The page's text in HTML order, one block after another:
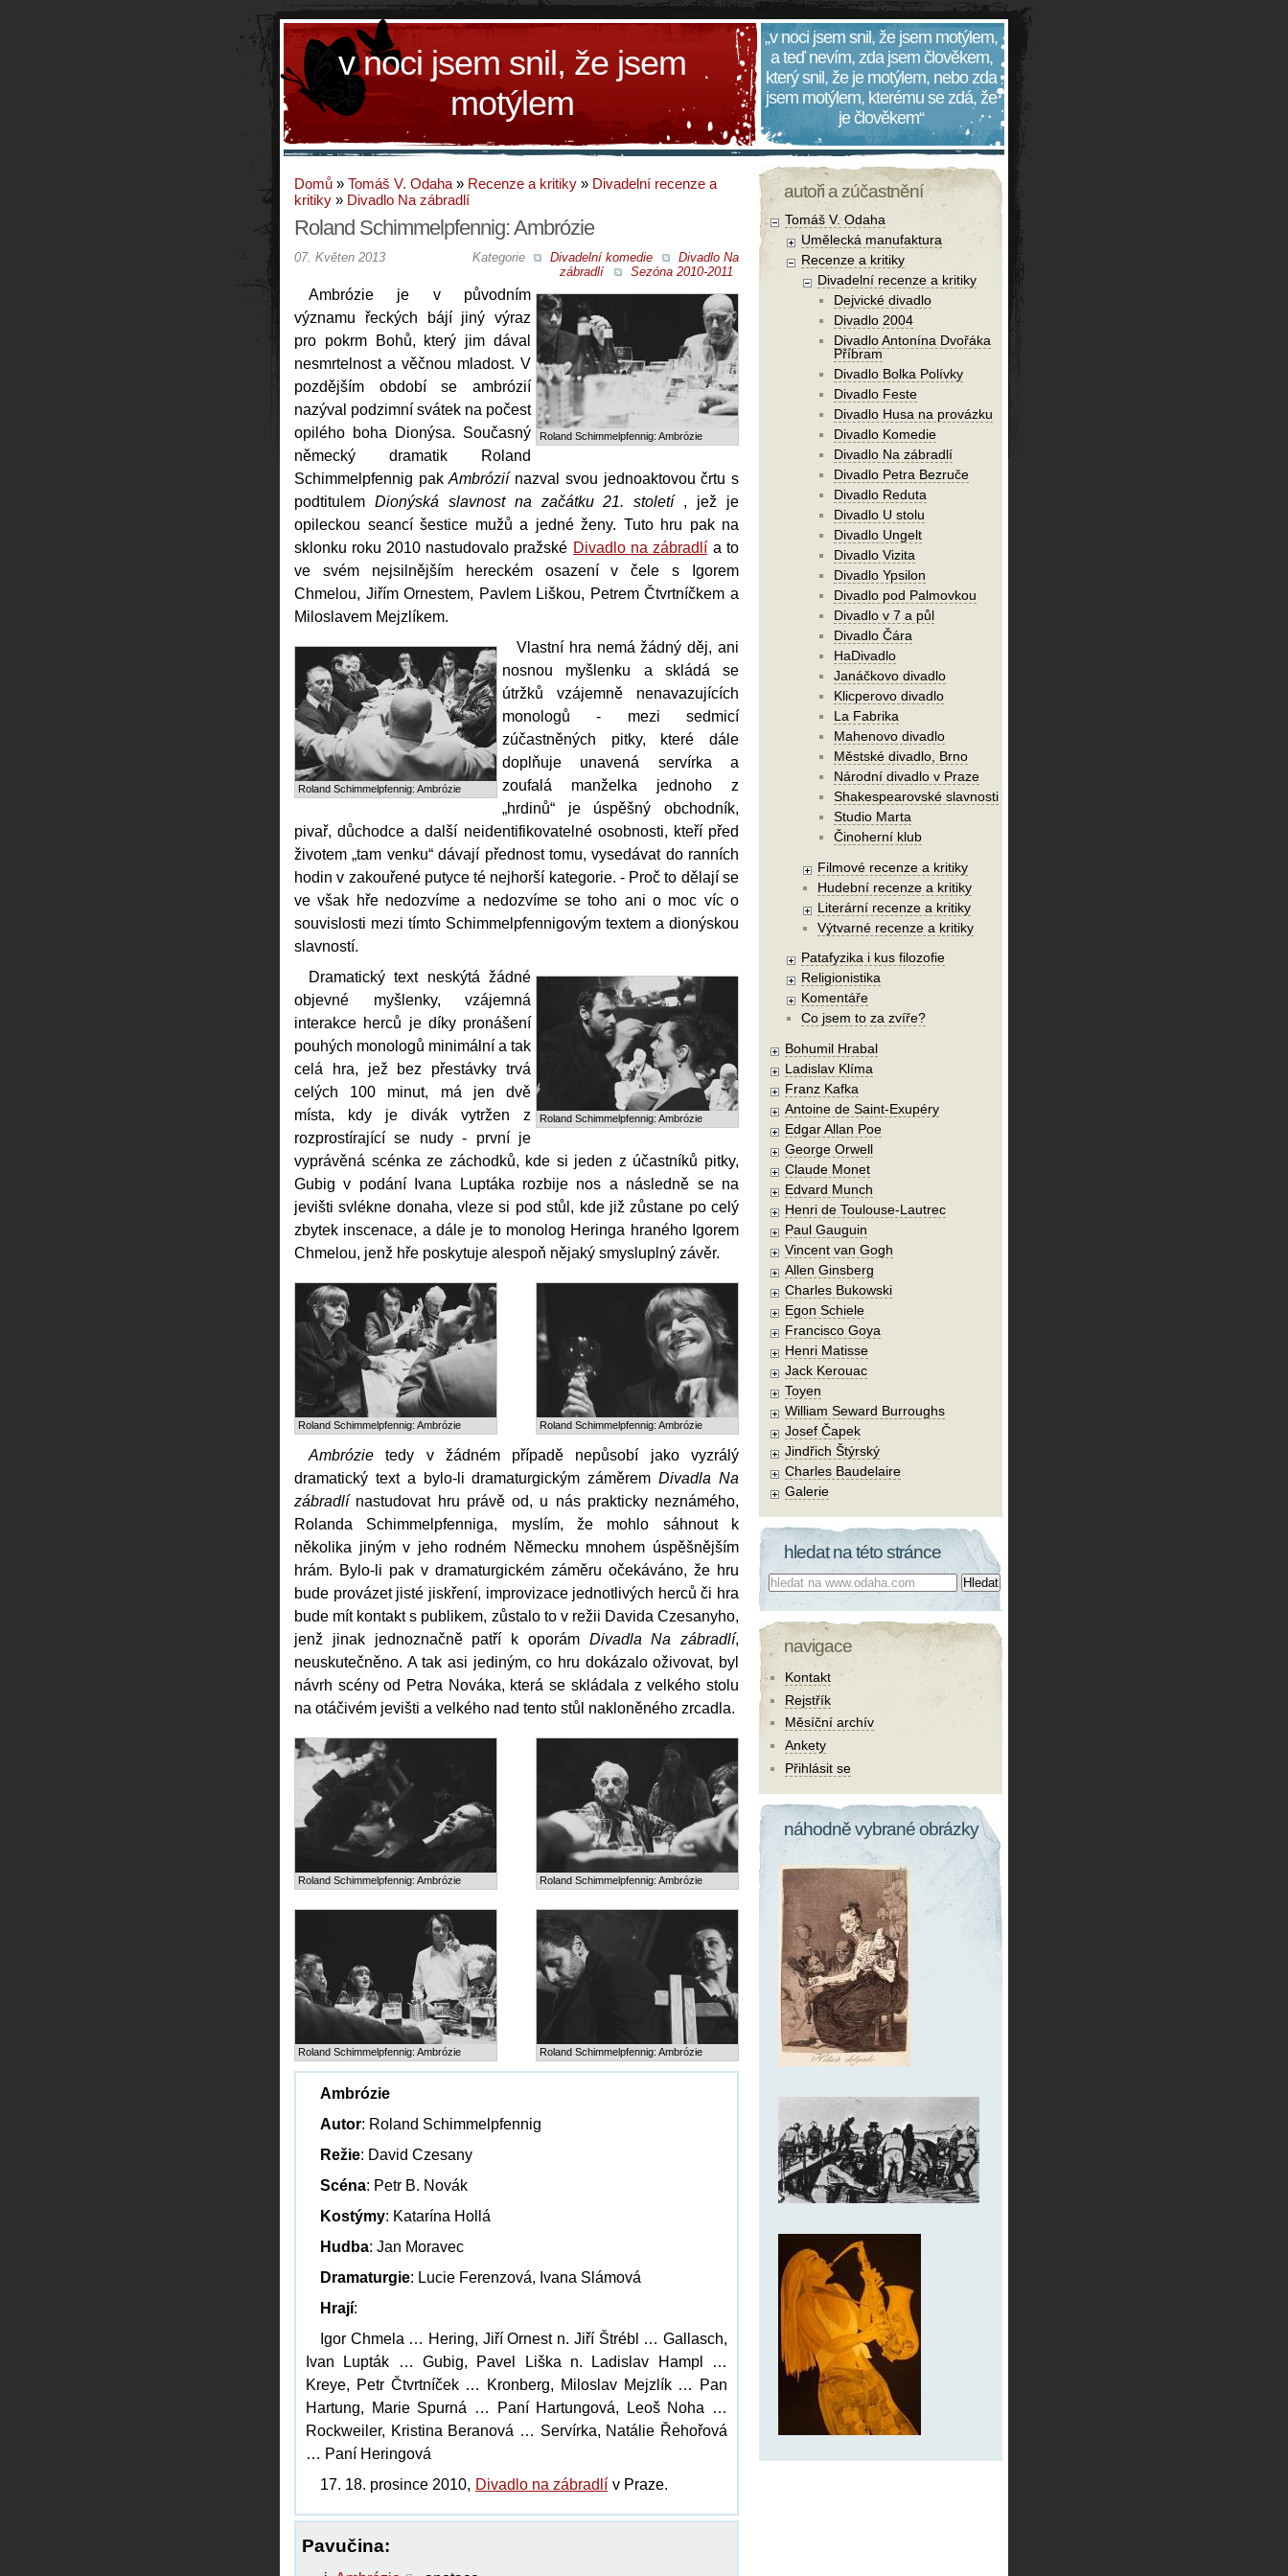
v noci jsem snil, že jsem
motýlem
„v noci jsem snil, že jsem motýlem,
a teď nevím, zda jsem člověkem,
který snil, že je motýlem, nebo zda
jsem motýlem, kterému se zdá, že
je člověkem“
Domů » Tomáš V. Odaha » Recenze a kritiky » Divadelní recenze a
kritiky » Divadlo Na zábradlí
Roland Schimmelpfennig: Ambrózie
Kategorie Divadelní komedie
Divadlo Na
zábradlí
Sezóna 2010-2011
07. Květen 2013
Roland Schimmelpfennig: Ambrózie
Ambrózie je v původním
významu řeckých bájí jiný výraz
pro pokrm Bohů, který jim dával
nesmrtelnost a věčnou mladost. V
pozdějším období se ambrózií
nazýval podzimní svátek na počest
opilého boha Dionýsa. Současný
německý dramatik Roland
Schimmelpfennig pakAmbróziínazval svou jednoaktovou črtu s
podtitulem Dionýská slavnost na začátku 21. století , jež je
opileckou seancí šestice mužů a jedné ženy. Tuto hru pak na
sklonku roku 2010 nastudovalo pražské Divadlo na zábradlí a to
ve svém nejsilnějším hereckém osazení v čele s Igorem
Chmelou, Jiřím Ornestem, Pavlem Liškou, Petrem Čtvrtníčkem a
Miloslavem Mejzlíkem.
Roland Schimmelpfennig: Ambrózie
Vlastní hra nemá žádný děj, ani
nosnou myšlenku a skládá se
útržků vzájemně nenavazujících
monologů - mezi sedmicí
zúčastněných pitky, které dále
doplňuje unavená servírka a
zoufalá manželka jednoho z
„hrdinů“ je úspěšný obchodník,
pivař, důchodce a další neidentifikovatelné osobnosti, kteří před
životem „tam venku“ dávají přednost tomu, vysedávat do ranních
hodin v zakouřené putyce té nejhorší kategorie. - Proč to dělají se
ve však hře nedozvíme a nedozvíme se toho ani o moc víc o
souvislosti mezi tímto Schimmelpfennigovým textem a dionýskou
slavností.
Roland Schimmelpfennig: Ambrózie
Dramatický text neskýtá žádné
objevné myšlenky, vzájemná
interakce herců je díky pronášení
pouhých monologů minimální a tak
celá hra, jež bez přestávky trvá
celých 100 minut, má jen dvě
místa, kdy je divák vytržen z
rozprostírající se nudy - první je
vyprávěná scénka ze záchodků, kde si jeden z účastníků pitky,
Gubig v podání Ivana Luptáka rozbije nos a následně se na
jevišti svlékne donaha, vleze si pod stůl, kde již zůstane po celý
zbytek inscenace, a dále je to monolog Heringa hraného Igorem
Chmelou, jenž hře poskytuje alespoň nějaký smysluplný závěr.
Roland Schimmelpfennig: Ambrózie Roland Schimmelpfennig: Ambrózie
Ambrózie tedy v žádném případě nepůsobí jako vyzrálý
dramatický text a bylo-li dramaturgickým záměremDivadla Na
zábradlínastudovat hru právě od, u nás prakticky neznámého,
Rolanda Schimmelpfenniga, myslím, že mohlo sáhnout k
několika jiným v jeho rodném Německu mnohem úspěšnějším
hrám. Bylo-li pak v dramaturgickém záměru očekáváno, že hru
bude provázet jisté jiskření, improvizace jednotlivých herců či hra
bude mít kontakt s publikem, zůstalo to v režii Davida Czesanyho,
jenž jinak jednoznačně patří k oporám Divadla Na zábradlí,
neuskutečněno. A tak asi jediným, co hru dokázalo oživovat, byl
návrh scény od Petra Nováka, která se skládala z velkého stolu
na otáčivém jevišti a velkého nad tento stůl nakloněného zrcadla.
Roland Schimmelpfennig: Ambrózie Roland Schimmelpfennig: Ambrózie
Roland Schimmelpfennig: Ambrózie Roland Schimmelpfennig: Ambrózie
Ambrózie
Autor: Roland Schimmelpfennig
Režie: David Czesany
Scéna: Petr B. Novák
Kostýmy: Katarína Hollá
Hudba: Jan Moravec
Dramaturgie: Lucie Ferenzová, Ivana Slámová
Hrají:
Igor Chmela … Hering, Jiří Ornest n. Jiří Štrébl … Gallasch,
Ivan Lupták … Gubig, Pavel Liška n. Ladislav Hampl …
Kreye, Petr Čtvrtníček … Kronberg, Miloslav Mejzlík … Pan
Hartung, Marie Spurná … Paní Hartungová, Leoš Noha …
Rockweiler, Kristina Beranová … Servírka, Natálie Řehořová
… Paní Heringová
17. 18. prosince 2010, Divadlo na zábradlí v Praze.
Pavučina:
autoři a zúčastnění
Tomáš V. Odaha
Umělecká manufaktura
Recenze a kritiky
Divadelní recenze a kritiky
Dejvické divadlo
Divadlo 2004
Divadlo Antonína Dvořáka
Příbram
Divadlo Bolka Polívky
Divadlo Feste
Divadlo Husa na provázku
Divadlo Komedie
Divadlo Na zábradlí
Divadlo Petra Bezruče
Divadlo Reduta
Divadlo U stolu
Divadlo Ungelt
Divadlo Vizita
Divadlo Ypsilon
Divadlo pod Palmovkou
Divadlo v 7 a půl
Divadlo Čára
HaDivadlo
Janáčkovo divadlo
Klicperovo divadlo
La Fabrika
Mahenovo divadlo
Městské divadlo, Brno
Národní divadlo v Praze
Shakespearovské slavnosti
Studio Marta
Činoherní klub
Filmové recenze a kritiky
Hudební recenze a kritiky
Literární recenze a kritiky
Výtvarné recenze a kritiky
Patafyzika i kus filozofie
Religionistika
Komentáře
Co jsem to za zvíře?
Bohumil Hrabal
Ladislav Klíma
Franz Kafka
Antoine de Saint-Exupéry
Edgar Allan Poe
George Orwell
Claude Monet
Edvard Munch
Henri de Toulouse-Lautrec
Paul Gauguin
Vincent van Gogh
Allen Ginsberg
Charles Bukowski
Egon Schiele
Francisco Goya
Henri Matisse
Jack Kerouac
Toyen
William Seward Burroughs
Josef Čapek
Jindřich Štýrský
Charles Baudelaire
Galerie
hledat na této stránce
Co hledat:
navigace
Kontakt
Rejstřík
Měsíční archív
Ankety
Přihlásit se
náhodně vybrané obrázky